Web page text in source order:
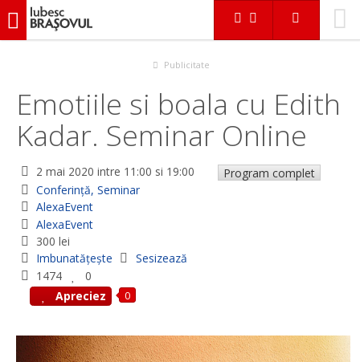
iubescbraşovul.ro
Emotiile si boala cu Edith Kadar. Seminar Online
Publicitate
Emotiile si boala cu Edith
Kadar. Seminar Online
2 mai 2020 intre 11:00 si 19:00
Program complet
Conferinţă, Seminar
AlexaEvent
AlexaEvent
300 lei
Imbunatățește
Sesizează
1474
0
Apreciez
0